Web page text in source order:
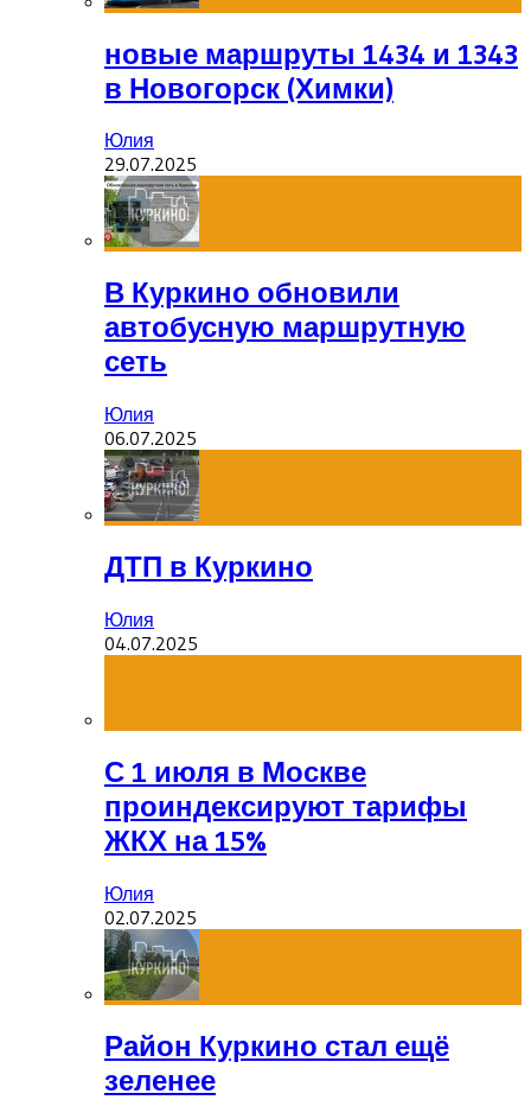
новые маршруты 1434 и 1343
в Новогорск (Химки)
Юлия
29.07.2025
В Куркино обновили
автобусную маршрутную
сеть
Юлия
06.07.2025
ДТП в Куркино
Юлия
04.07.2025
С 1 июля в Москве
проиндексируют тарифы
ЖКХ на 15%
Юлия
02.07.2025
Район Куркино стал ещё
зеленее